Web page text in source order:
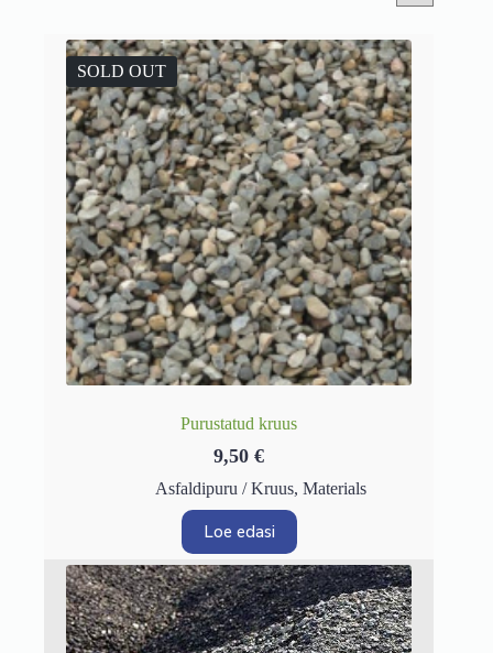
SOLD OUT
Purustatud kruus
9,50€
Asfaldipuru / Kruus,Materials
Loe edasi